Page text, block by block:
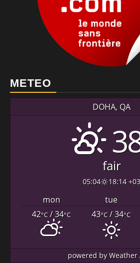
METEO
DOHA, QA
fair
05:04 18:14 +03
mon tue
42°C/ 34°C 43°C/ 34°C
powered byWeather